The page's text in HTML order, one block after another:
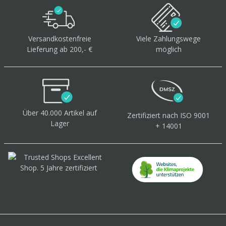
Versandkostenfreie
Lieferung ab 200,- €
Viele Zahlungswege
möglich
Über 40.000 Artikel auf
Lager
Zertifiziert nach ISO 9001
+ 14001